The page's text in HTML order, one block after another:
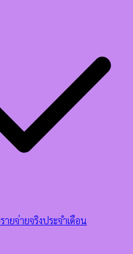
ายจ่ายจริงประจำเดือน